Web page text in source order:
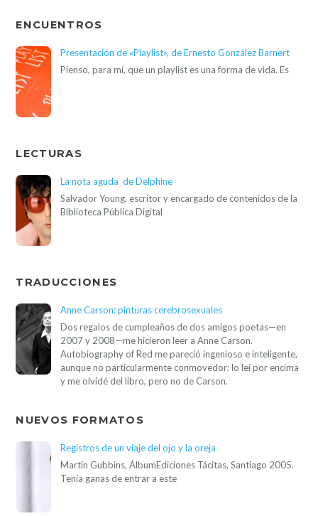
ENCUENTROS
Presentación de «Playlist», de Ernesto González Barnert
Pienso, para mí, que un playlist es una forma de vida. Es
LECTURAS
La nota aguda de Delphine
Salvador Young, escritor y encargado de contenidos de la
Biblioteca Pública Digital
TRADUCCIONES
Anne Carson: pinturas cerebrosexuales
Dos regalos de cumpleaños de dos amigos poetas—en
2007 y 2008—me hicieron leer a Anne Carson.
Autobiography of Red me pareció ingenioso e inteligente,
aunque no particularmente conmovedor; lo leí por encima
y me olvidé del libro, pero no de Carson.
NUEVOS FORMATOS
Registros de un viaje del ojo y la oreja
Martín Gubbins, ÁlbumEdiciones Tácitas, Santiago 2005.
Tenía ganas de entrar a este